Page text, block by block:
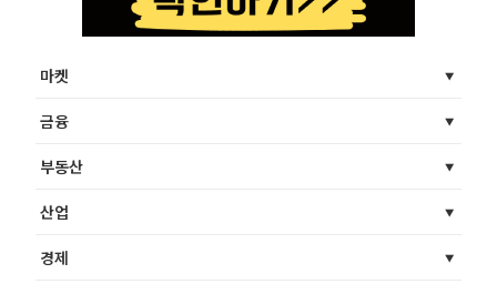
마켓
금융
부동산
산업
경제